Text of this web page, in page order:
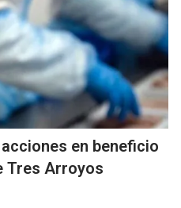
en beneficio
Tres Arroyos